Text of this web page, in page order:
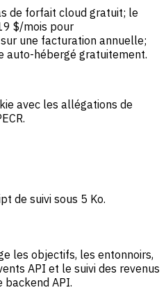
de forfait cloud gratuit; le
$/mois pour
une facturation annuelle;
auto-hébergé gratuitement.
avec les allégations de
de suivi sous 5 Ko.
les objectifs, les entonnoirs,
API et le suivi des revenus
backend API.